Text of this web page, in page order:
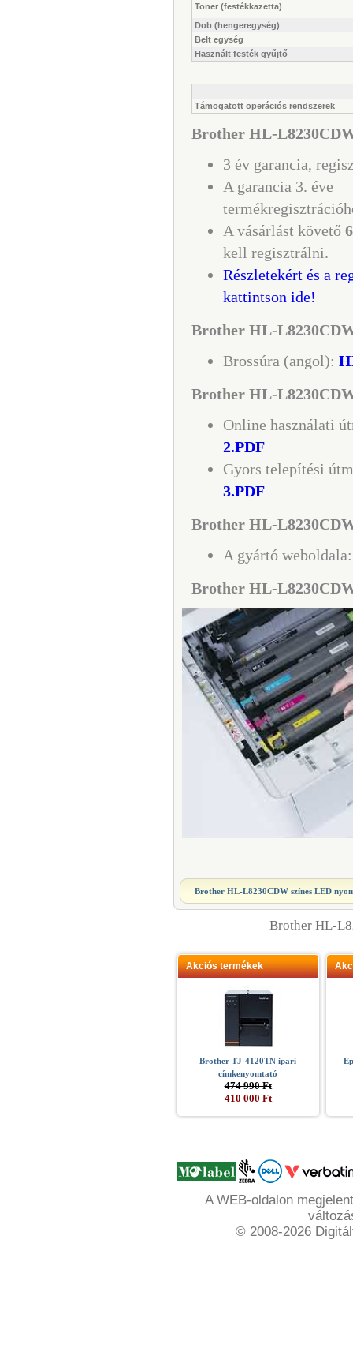
Toner (festékkazetta)
Dob (hengeregység)
Belt egység
Használt festék gyűjtő
Támogatott operációs rendszerek
Brother HL-
3 év garancia,
A garancia 3. éve
A vásárlást követő
kell regisztrálni.
Részletekért és a
kattintson ide!
Brother HL-
Brossúra (angol):
Brother HL-
Online használati
2.PDF
Gyors telepítési
3.PDF
Brother HL-
A gyártó
Brother HL-
Brother HL-L8230CDW színes LED
Brother HL-
Akciós termékek
Brother TJ-4120TN ipari
címkenyomtató
474 990 Ft
410 000 Ft
A WEB-oldalon
© 2008-2026